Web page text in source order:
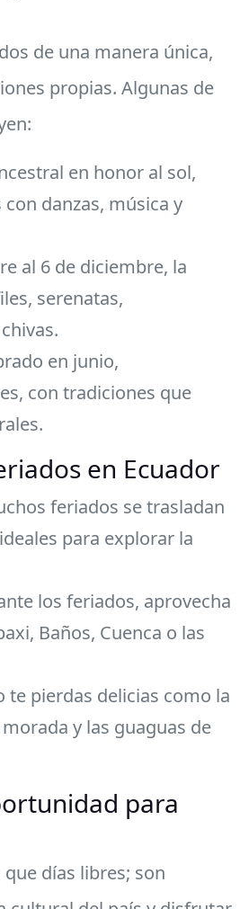
de una manera única,
propias. Algunas de
en honor al sol,
danzas, música y
al 6 de diciembre, la
serenatas,
en junio,
con tradiciones que
en Ecuador
feriados se trasladan
para explorar la
los feriados, aprovecha
Baños, Cuenca o las
te pierdas delicias como la
y las guaguas de
para
días libres; son